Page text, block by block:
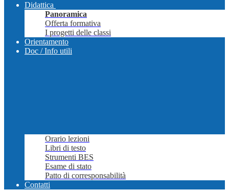
Didattica
Panoramica
Offerta formativa
I progetti delle classi
Orientamento
Doc / Info utili
Orario lezioni
Libri di testo
Strumenti BES
Esame di stato
Patto di corresponsabilità
Contatti